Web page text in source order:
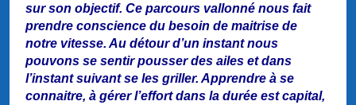
sur son objectif. Ce parcours vallonné nous fait
prendre conscience du besoin de maitrise de
notre vitesse. Au détour d’un instant nous
pouvons se sentir pousser des ailes et dans
l’instant suivant se les griller. Apprendre à se
connaitre, à gérer l’effort dans la durée est capital,